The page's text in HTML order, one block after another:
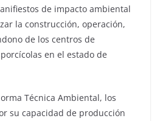
de impacto ambiental
la construcción, operación,
de los centros de
en el estado de
Técnica Ambiental, los
su capacidad de producción